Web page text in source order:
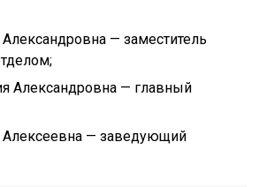
— заместитель
Александровна — главный
— заведующий